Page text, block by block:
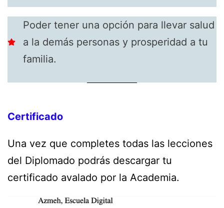
Poder tener una opción para llevar salud
a la demás personas y prosperidad a tu
familia.
Certificado
Una vez que completes todas las lecciones
del Diplomado podrás descargar tu
certificado avalado por la Academia.